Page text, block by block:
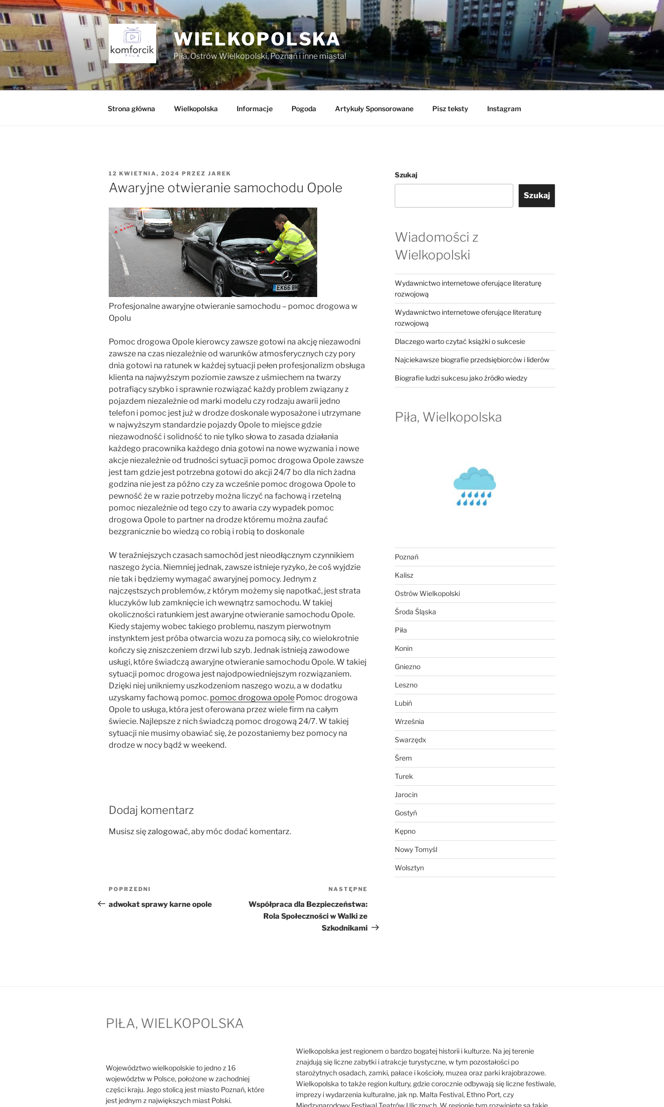
Przejdź
do
treści
WIELKOPOLSKA
Piła, Ostrów Wielkopolski, Poznań i inne miasta!
Strona główna Wielkopolska Informacje Pogoda Artykuły Sponsorowane Pisz teksty Instagram
OPUBLIKOWANE
W
12 KWIETNIA, 2024 PRZEZ JAREK
Awaryjne otwieranie samochodu Opole
Profesjonalne awaryjne otwieranie samochodu – pomoc drogowa w
Opolu
Pomoc drogowa Opole kierowcy zawsze gotowi na akcję niezawodni
zawsze na czas niezależnie od warunków atmosferycznych czy pory
dnia gotowi na ratunek w każdej sytuacji pełen profesjonalizm obsługa
klienta na najwyższym poziomie zawsze z uśmiechem na twarzy
potrafiący szybko i sprawnie rozwiązać każdy problem związany z
pojazdem niezależnie od marki modelu czy rodzaju awarii jedno
telefon i pomoc jest już w drodze doskonale wyposażone i utrzymane
w najwyższym standardzie pojazdy Opole to miejsce gdzie
niezawodność i solidność to nie tylko słowa to zasada działania
każdego pracownika każdego dnia gotowi na nowe wyzwania i nowe
akcje niezależnie od trudności sytuacji pomoc drogowa Opole zawsze
jest tam gdzie jest potrzebna gotowi do akcji 24/7 bo dla nich żadna
godzina nie jest za późno czy za wcześnie pomoc drogowa Opole to
pewność że w razie potrzeby można liczyć na fachową i rzetelną
pomoc niezależnie od tego czy to awaria czy wypadek pomoc
drogowa Opole to partner na drodze któremu można zaufać
bezgranicznie bo wiedzą co robią i robią to doskonale
W teraźniejszych czasach samochód jest nieodłącznym czynnikiem
naszego życia. Niemniej jednak, zawsze istnieje ryzyko, że coś wyjdzie
nie tak i będziemy wymagać awaryjnej pomocy. Jednym z
najczęstszych problemów, z którym możemy się napotkać, jest strata
kluczyków lub zamknięcie ich wewnątrz samochodu. W takiej
okoliczności ratunkiem jest awaryjne otwieranie samochodu Opole.
Kiedy stajemy wobec takiego problemu, naszym pierwotnym
instynktem jest próba otwarcia wozu za pomocą siły, co wielokrotnie
kończy się zniszczeniem drzwi lub szyb. Jednak istnieją zawodowe
usługi, które świadczą awaryjne otwieranie samochodu Opole. W takiej
sytuacji pomoc drogowa jest najodpowiedniejszym rozwiązaniem.
Dzięki niej unikniemy uszkodzeniom naszego wozu, a w dodatku
uzyskamy fachową pomoc. pomoc drogowa opole Pomoc drogowa
Opole to usługa, która jest oferowana przez wiele firm na całym
świecie. Najlepsze z nich świadczą pomoc drogową 24/7. W takiej
sytuacji nie musimy obawiać się, że pozostaniemy bez pomocy na
drodze w nocy bądź w weekend.
Dodaj komentarz
Musisz sięzalogować, aby móc dodać komentarz.
Nawigacja
wpisu
Poprzedni
wpis
POPRZEDNI
adwokat sprawy karne opole
wpis
NASTĘPNE
Współpraca dla Bezpieczeństwa:
Rola Społeczności w Walki ze
Szkodnikami
Szukaj
Szukaj
Wiadomości z
Wielkopolski
Wydawnictwo internetowe oferujące literaturę
rozwojową
Wydawnictwo internetowe oferujące literaturę
rozwojową
Dlaczego warto czytać książki o sukcesie
Najciekawsze biografie przedsiębiorców i liderów
Biografie ludzi sukcesu jako źródło wiedzy
Piła, Wielkopolska
Poznań
Kalisz
Ostrów Wielkopolski
Środa Śląska
Piła
Konin
Gniezno
Leszno
Lubiń
Września
Swarzędx
Śrem
Turek
Jarocin
Gostyń
Kępno
Nowy Tomyśl
Wolsztyn
PIŁA, WIELKOPOLSKA
Województwo wielkopolskie to jedno z 16
województw w Polsce, położone w zachodniej
części kraju. Jego stolicą jest miasto Poznań, które
jest jednym z największych miast Polski.
Wielkopolska jest regionem o bardzo bogatej historii i kulturze. Na jej terenie
znajdują się liczne zabytki i atrakcje turystyczne, w tym pozostałości po
starożytnych osadach, zamki, pałace i kościoły, muzea oraz parki krajobrazowe.
Wielkopolska to także region kultury, gdzie corocznie odbywają się liczne festiwale,
imprezy i wydarzenia kulturalne, jak np. Malta Festival, Ethno Port, czy
Międzynarodowy Festiwal Teatrów Ulicznych. W regionie tym rozwinięte są takie